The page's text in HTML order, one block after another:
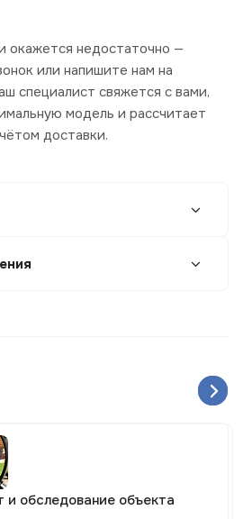
окажется недостаточно —
или напишите нам на
специалист свяжется с вами,
модель и рассчитает
доставки.
и обследование объекта